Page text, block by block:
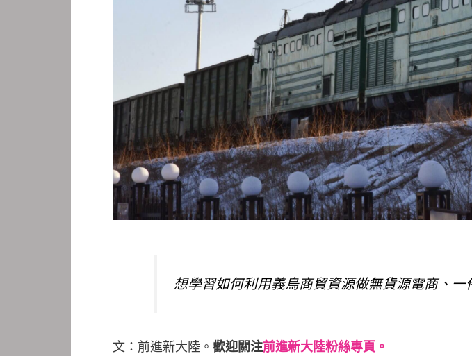
想學習如何利用義烏商貿資源做無貨源電商、一
文：前進新大陸。 歡迎關注前進新大陸粉絲專頁。